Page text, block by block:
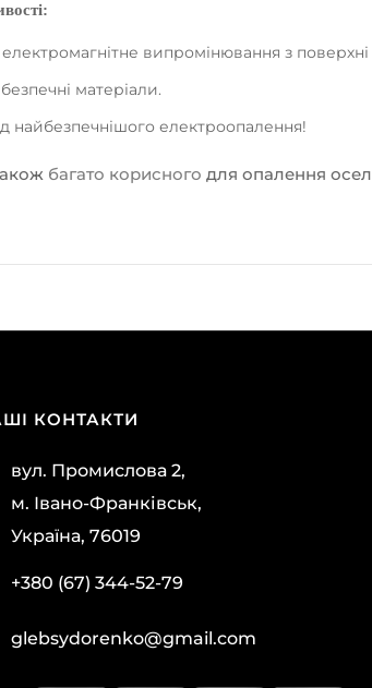
випромінювання з поверхні
матеріали.
найбезпечнішого електроопалення!
багато корисного для опалення
КОНТАКТИ
вул. Промислова 2,
м. Івано-Франківськ,
Україна, 76019
+380 (67) 344-52-79
glebsydorenko@gmail.com